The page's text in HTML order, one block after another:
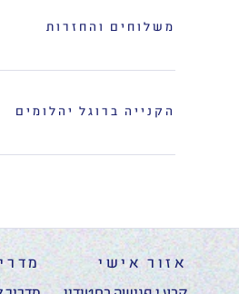
משלוחים והחזרות
הקנייה ברוגל יהלומים
אזור אישי